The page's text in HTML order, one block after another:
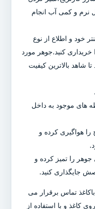
نرم و کمی آب انجام
خود و اطلاع از نوع
خریداری کنید.جوهر مورد
شاهد بالاترین کیفیت
های موجود به داخل
را هواگیری کرده و
را تمیز کرده و
جایگذاری کنید.
تماس برقرار می
کاغذ و با استفاده از